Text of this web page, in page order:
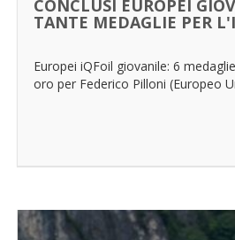
CONCLUSI EUROPEI
TANTE MEDAGLIE PER
Europei iQFoil giovanile: 6
oro per Federico Pilloni (Europeo